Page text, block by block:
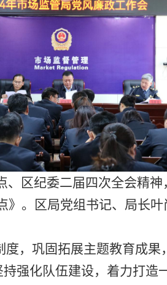
、 区纪委二届四次全会精神
。 区局党组 书记、局长叶
， 巩固拓展主题教育成果
强化队伍建设，着力打